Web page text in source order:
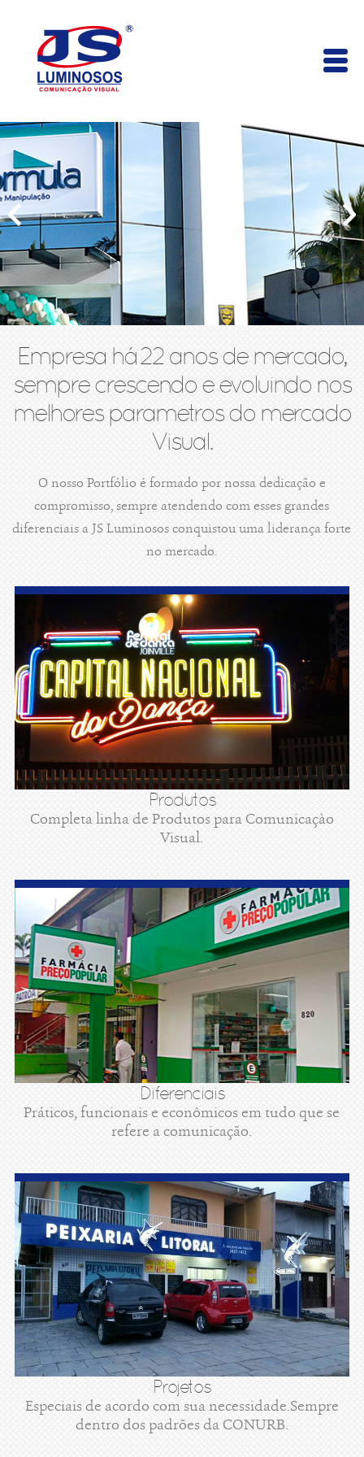
Empresa há 22 anos de mercado,
sempre crescendo e evoluindo nos
melhores parametros do mercado
Visual.
O nosso Portfólio é formado por nossa dedicação e
compromisso, sempre atendendo com esses grandes
diferenciais a JS Luminosos conquistou uma liderança forte
no mercado.
Produtos
Completa linha de Produtos para Comunicaçào
Visual.
Diferenciais
Práticos, funcionais e econômicos em tudo que se
refere a comunicação.
Projetos
Especiais de acordo com sua necessidade.Sempre
dentro dos padrões da CONURB.